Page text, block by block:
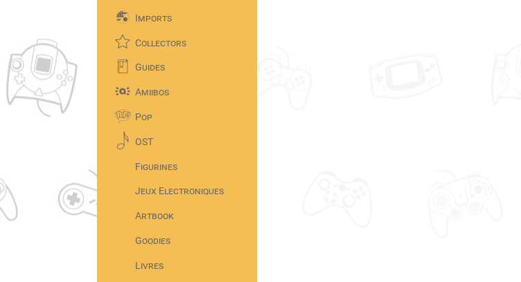
Imports
Collectors
Guides
Amiibos
Pop
OST
Figurines
Jeux Electroniques
Artbook
Goodies
Livres